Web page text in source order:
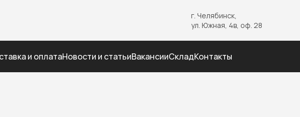
г. Челябинск,
ул. Южная, 4в, оф. 28
и оплатаНовости и статьиВакансииСкладКонтакты